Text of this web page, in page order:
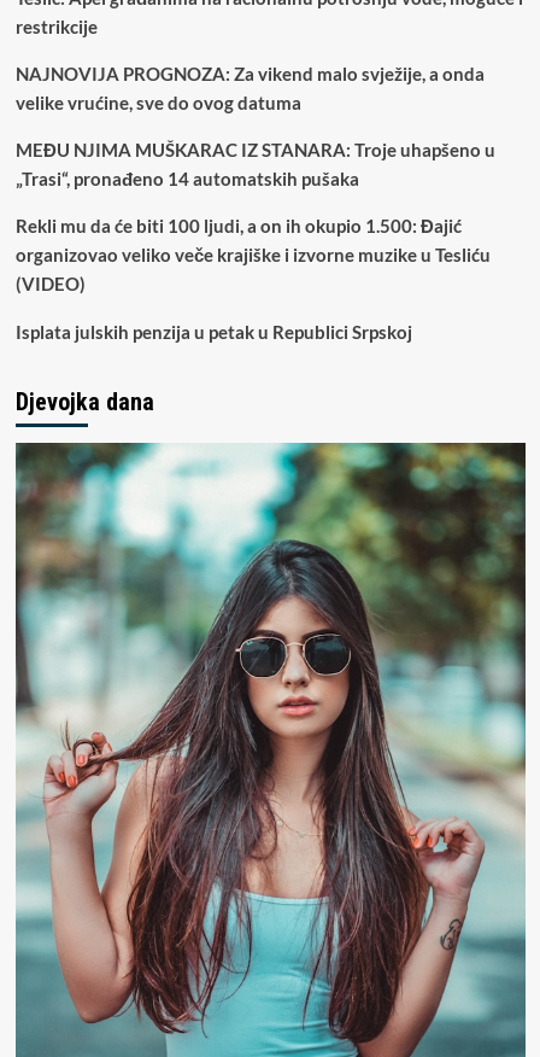
restrikcije
NAJNOVIJA PROGNOZA: Za vikend malo svježije, a onda
velike vrućine, sve do ovog datuma
MEĐU NJIMA MUŠKARAC IZ STANARA: Troje uhapšeno u
„Trasi“, pronađeno 14 automatskih pušaka
Rekli mu da će biti 100 ljudi, a on ih okupio 1.500: Đajić
organizovao veliko veče krajiške i izvorne muzike u Tesliću
(VIDEO)
Isplata julskih penzija u petak u Republici Srpskoj
Djevojka dana